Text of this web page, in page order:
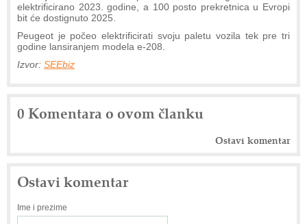
elektrificirano 2023. godine, a 100 posto prekretnica u Evropi
bit će dostignuto 2025.
Peugeot je počeo elektrificirati svoju paletu vozila tek pre tri
godine lansiranjem modela e-208.
Izvor: SEEbiz
0 Komentara o ovom članku
Ostavi komentar
Ostavi komentar
Ime i prezime